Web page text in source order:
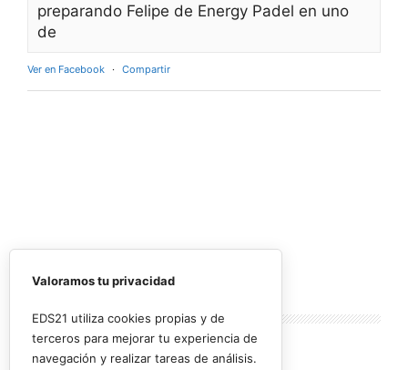
preparando Felipe de Energy Padel en uno
de
Ver en Facebook · Compartir
Lo másleído
Valoramos tu privacidad
EDS21 utiliza cookies propias y de
terceros para mejorar tu experiencia de
navegación y realizar tareas de análisis.